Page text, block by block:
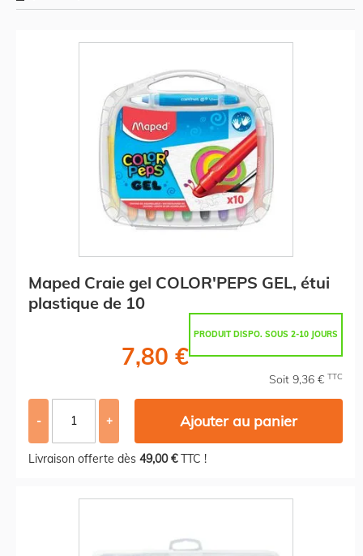
Maped Craie gel COLOR'PEPS GEL, étui
plastique de 10
PRODUIT DISPO. SOUS 2-10 JOURS
7,80 €
Soit 9,36 € TTC
- + Ajouter au panier
Livraison offerte dès 49,00 €TTC !